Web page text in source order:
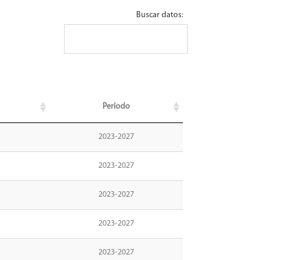
Buscar datos:
Período
2023-2027
2023-2027
2023-2027
2023-2027
2023-2027